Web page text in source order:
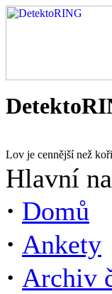
Lov je cennější než
Hlavní
· Domů
· Ankety
· Archiv